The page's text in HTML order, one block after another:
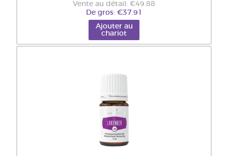
Vente au détail: €49.88
De gros: €37.91
Ajouter au
chariot